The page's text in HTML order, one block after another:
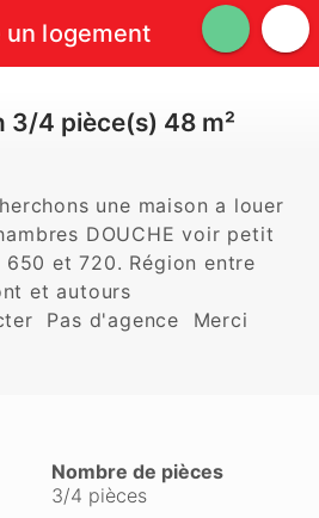
logement
3/4 pièce(s) 48 m²
DOUCHE voir petit
et 720. Région entre
et autours
Pas d'agence  Merci
Nombre de pièces
3/4 pièces